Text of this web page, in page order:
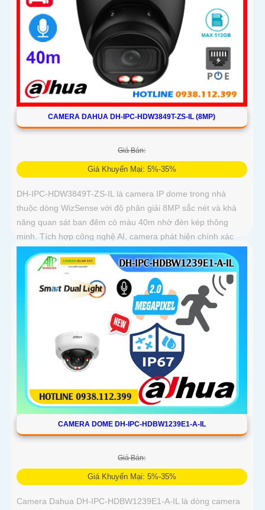
CAMERA DAHUA DH-IPC-HDW3849T-ZS-IL (8MP)
Giá Bán:
Giá Khuyến Mại: 5%-35%
DH-IPC-HDW3849T-ZS-IL là camera IP dome trong nhà
thuộc dòng WizSense với độ phân giải 8MP sắc nét và khả
năng quan sát ban đêm có màu 40m nhờ đèn kép thông
minh. Tích hợp công nghệ AI, camera phát hiện chính xác
người và phương tiện, kết hợp micro ghi âm và khe thẻ nhớ
hỗ trợ đến 512GB đảm bảo lưu trữ linh hoạt và chi tiết, hỗ trợ
PoE tiện lợi đây là giải pháp giám sát an ninh hiệu quả
CAMERA DOME DH-IPC-HDBW1239E1-A-IL
Giá Bán:
Giá Khuyến Mại: 5%-35%
Camera Dahua DH-IPC-HDBW1239E1-A-IL là dòng camera